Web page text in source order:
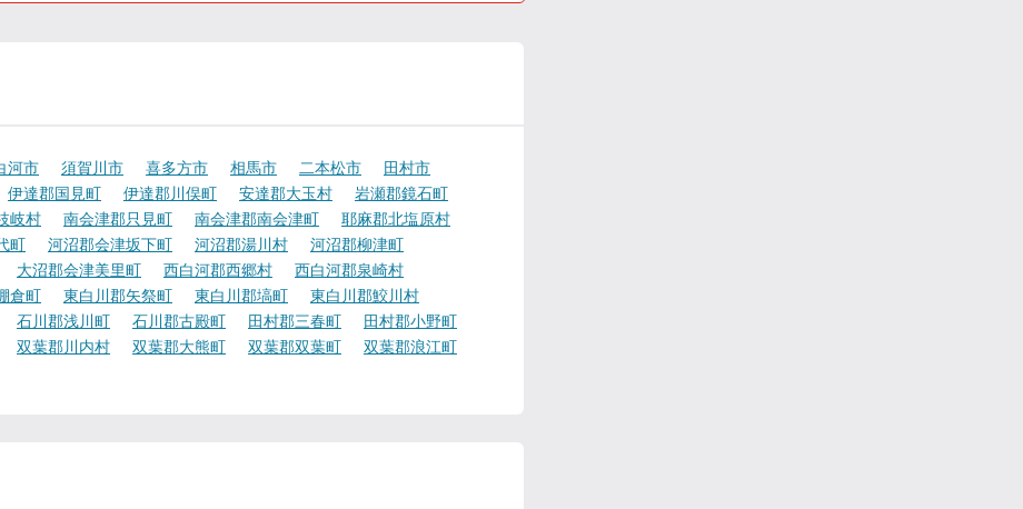
河市 須賀川市 喜多方市 相馬市 二本松市
田村市
伊達郡国見町 伊達郡川俣町 安達郡大玉村
岩瀬郡鏡石町
岐村 南会津郡只見町 南会津郡南会津町
耶麻郡北塩原村
町 河沼郡会津坂下町 河沼郡湯川村
河沼郡柳津町
大沼郡会津美里町 西白河郡西郷村
西白河郡泉崎村
倉町 東白川郡矢祭町 東白川郡塙町
東白川郡鮫川村
石川郡浅川町 石川郡古殿町 田村郡三春町
田村郡小野町
双葉郡川内村 双葉郡大熊町 双葉郡双葉町
双葉郡浪江町